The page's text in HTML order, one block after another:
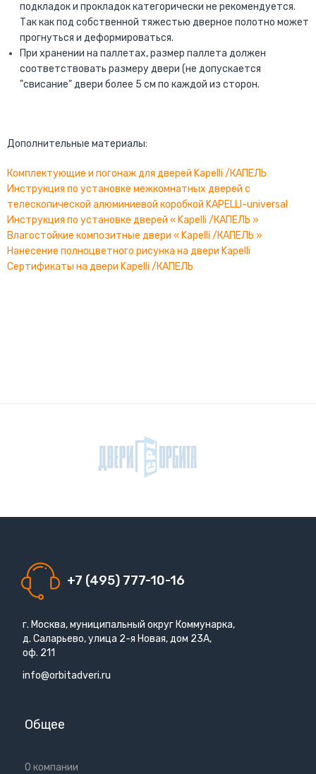
подкладок и прокладок категорически не рекомендуется.
Так как под собственной тяжестью дверное полотно может
прогнуться и деформироваться.
При хранении на паллетах, размер паллета должен
соответствовать размеру двери (не допускается
"свисание" двери более 5 см по каждой из сторон.
Дополнительные материалы:
Комплектующие и погонаж для дверей Kapelli /КАПЕЛЬ
Инструкция по установке межкомнатных дверей с
телескопической алюминиевой коробкой KAPELLI-universal
Инструкция по установке дверей « Kapelli /КАПЕЛЬ »
Влагостойкие композитные двери « Kapelli /КАПЕЛЬ »
Нанесение полноцветного рисунка на двери Kapelli
Сертификаты на двери Kapelli /КАПЕЛЬ
+7 (495) 777-10-16
г. Москва, муниципальный округ Коммунарка,
д. Саларьево, улица 2-я Новая, дом 23А,
оф. 211
info@orbitadveri.ru
Общее
О компании